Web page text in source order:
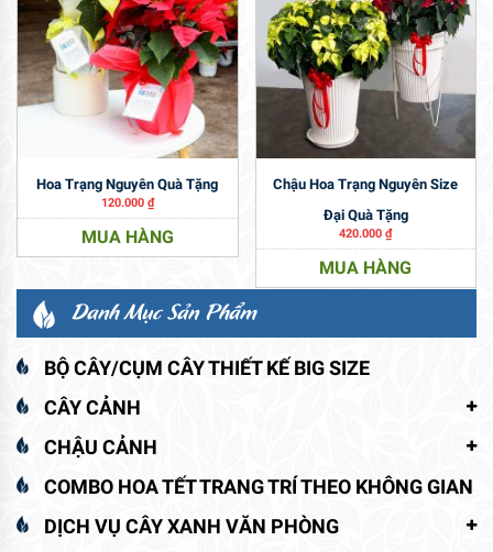
Hoa Trạng Nguyên Quà Tặng
120.000 ₫
MUA HÀNG
Chậu Hoa Trạng Nguyên Size
Đại Quà Tặng
420.000₫
MUA HÀNG
Danh Mục Sản Phẩm
BỘ CÂY/CỤM CÂY THIẾT KẾ BIG SIZE
CÂY CẢNH
CHẬU CẢNH
COMBO HOA TẾT TRANG TRÍ THEO KHÔNG GIAN
DỊCH VỤ CÂY XANH VĂN PHÒNG